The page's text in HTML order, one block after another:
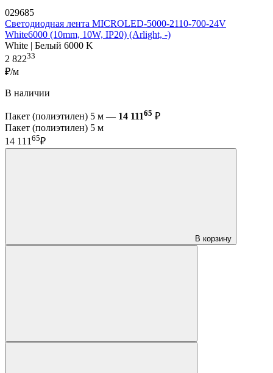
029685
Светодиодная лента MICROLED-5000-2110-700-24V
White6000 (10mm, 10W, IP20) (Arlight, -)
White | Белый 6000 K
2 82233
₽/м
В наличии
Пакет (полиэтилен) 5 м — 14 11165 ₽
Пакет (полиэтилен) 5 м
14 11165₽
В корзину